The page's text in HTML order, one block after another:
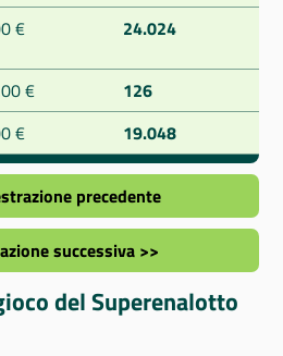
€ 24.024
€
126
€ 19.048
precedente
successiva >>
del Superenalotto